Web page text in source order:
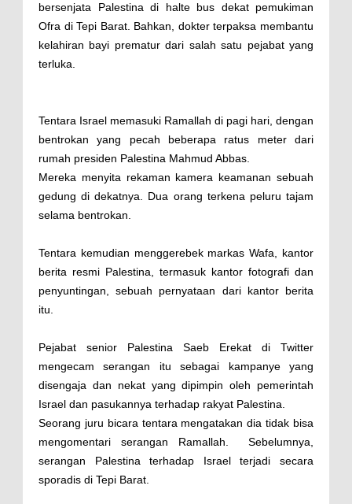
bersenjata Palestina di halte bus dekat pemukiman
Ofra di Tepi Barat. Bahkan, dokter terpaksa membantu
kelahiran bayi prematur dari salah satu pejabat yang
terluka.
Tentara Israel memasuki Ramallah di pagi hari, dengan
bentrokan yang pecah beberapa ratus meter dari
rumah presiden Palestina Mahmud Abbas.
Mereka menyita rekaman kamera keamanan sebuah
gedung di dekatnya. Dua orang terkena peluru tajam
selama bentrokan.
Tentara kemudian menggerebek markas Wafa, kantor
berita resmi Palestina, termasuk kantor fotografi dan
penyuntingan, sebuah pernyataan dari kantor berita
itu.
Pejabat senior Palestina Saeb Erekat di Twitter
mengecam serangan itu sebagai kampanye yang
disengaja dan nekat yang dipimpin oleh pemerintah
Israel dan pasukannya terhadap rakyat Palestina.
Seorang juru bicara tentara mengatakan dia tidak bisa
mengomentari serangan Ramallah. Sebelumnya,
serangan Palestina terhadap Israel terjadi secara
sporadis di Tepi Barat.